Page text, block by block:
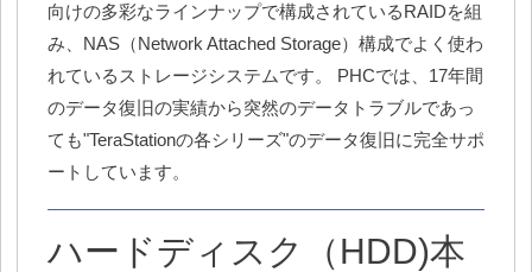
向けの多彩なラインナップで構成されているRAIDを組
み、NAS（Network Attached Storage）構成でよく使わ
れているストレージシステムです。 PHCでは、17年間
のデータ復旧の実績から突然のデータトラブルであっ
ても"TeraStationの各シリーズ"のデータ復旧に完全サポ
ートしています。
ハードディスク（HDD)本